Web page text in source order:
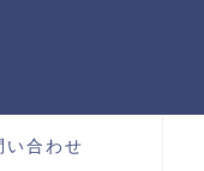
い合わせ